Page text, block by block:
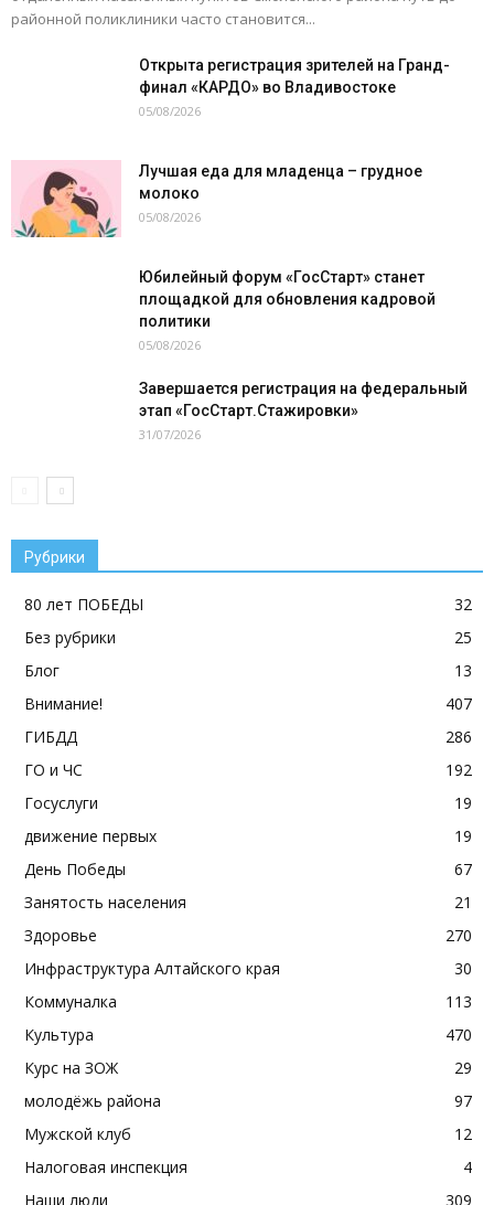
районной поликлиники часто становится...
Открыта регистрация зрителей на Гранд-
финал «КАРДО» во Владивостоке
05/08/2026
Лучшая еда для младенца – грудное
молоко
05/08/2026
Юбилейный форум «ГосСтарт» станет
площадкой для обновления кадровой
политики
05/08/2026
Завершается регистрация на федеральный
этап «ГосСтарт.Стажировки»
31/07/2026
Рубрики
80 лет ПОБЕДЫ
32
Без рубрики
25
Блог
13
Внимание!
407
ГИБДД
286
ГО и ЧС
192
Госуслуги
19
движение первых
19
День Победы
67
Занятость населения
21
Здоровье
270
Инфраструктура Алтайского края
30
Коммуналка
113
Культура
470
Курс на ЗОЖ
29
молодёжь района
97
Мужской клуб
12
Налоговая инспекция
4
Наши люди
309